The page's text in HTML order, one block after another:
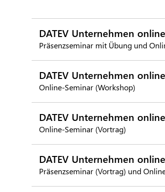
DATEV Unternehmen
Präsenzseminar mit Übung und
DATEV Unternehmen
Online-Seminar (Workshop)
DATEV Unternehmen
Online-Seminar (Vortrag)
DATEV Unternehmen
Präsenzseminar (Vortrag) und